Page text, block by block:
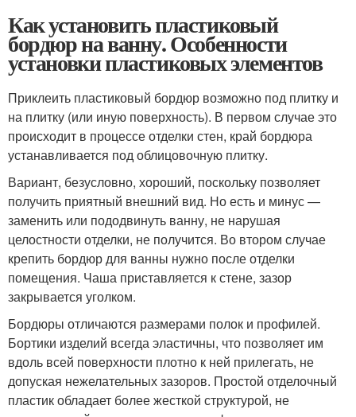
Как установить пластиковый
бордюр на ванну. Особенности
установки пластиковых элементов
Приклеить пластиковый бордюр возможно под плитку и
на плитку (или иную поверхность). В первом случае это
происходит в процессе отделки стен, край бордюра
устанавливается под облицовочную плитку.
Вариант, безусловно, хороший, поскольку позволяет
получить приятный внешний вид. Но есть и минус —
заменить или пододвинуть ванну, не нарушая
целостности отделки, не получится. Во втором случае
крепить бордюр для ванны нужно после отделки
помещения. Чаша приставляется к стене, зазор
закрывается уголком.
Бордюры отличаются размерами полок и профилей.
Бортики изделий всегда эластичны, что позволяет им
вдоль всей поверхности плотно к ней прилегать, не
допуская нежелательных зазоров. Простой отделочный
пластик обладает более жесткой структурой, не